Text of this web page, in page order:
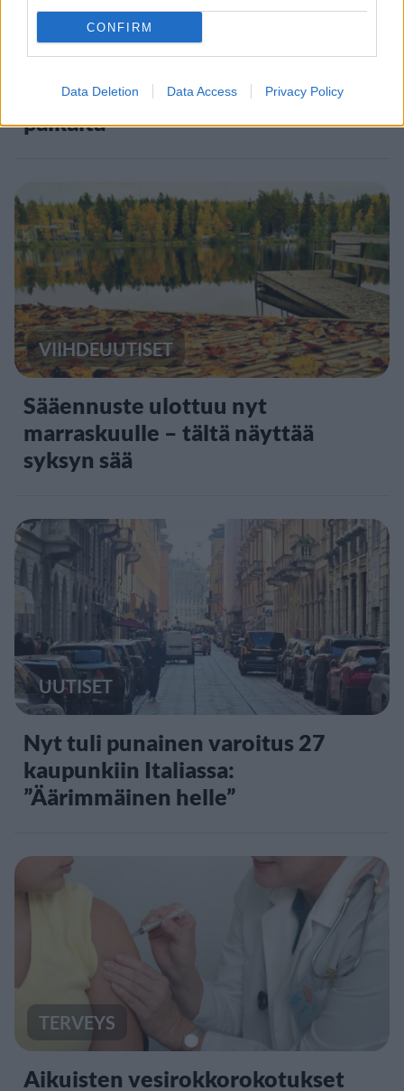
CONFIRM
Data Deletion Data Access Privacy Policy
VIIHDEUUTISET
Man -näytöksessä – yleisö poistui
paikalta
VIIHDEUUTISET
Sääennuste ulottuu nyt
marraskuulle – tältä näyttää
syksyn sää
UUTISET
Nyt tuli punainen varoitus 27
kaupunkiin Italiassa:
”Äärimmäinen helle”
TERVEYS
Aikuisten vesirokkorokotukset